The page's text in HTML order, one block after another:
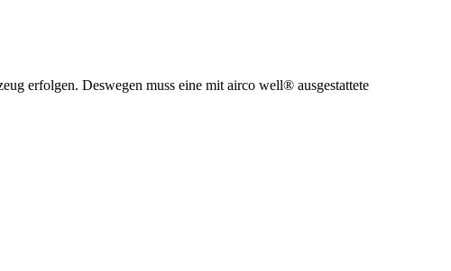
erfolgen. Deswegen muss eine mit airco well® ausgestattete